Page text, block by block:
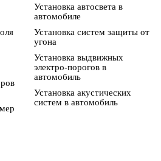
Установка автосвета в
автомобиле
Установка систем защиты от
угона
Установка выдвижных
электро-порогов в
автомобиль
Установка акустических
систем в автомобиль